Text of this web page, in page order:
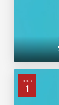
حلقة
1